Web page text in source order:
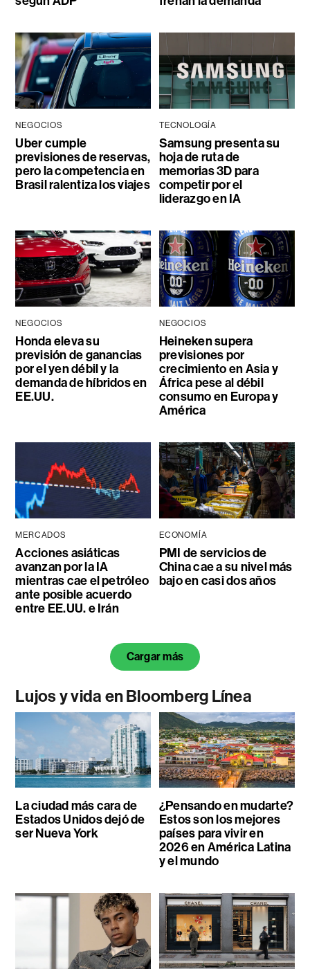
NEGOCIOS
Uber cumple
previsiones de reservas,
pero la competencia en
Brasil ralentiza los viajes
TECNOLOGÍA
Samsung presenta su
hoja de ruta de
memorias 3D para
competir por el
liderazgo en IA
NEGOCIOS
Honda eleva su
previsión de ganancias
por el yen débil y la
demanda de híbridos en
EE.UU.
NEGOCIOS
Heineken supera
previsiones por
crecimiento en Asia y
África pese al débil
consumo en Europa y
América
MERCADOS
Acciones asiáticas
avanzan por la IA
mientras cae el petróleo
ante posible acuerdo
entre EE.UU. e Irán
ECONOMÍA
PMI de servicios de
China cae a su nivel más
bajo en casi dos años
Cargar más
Lujos y vida en Bloomberg Línea
La ciudad más cara de
Estados Unidos dejó de
ser Nueva York
¿Pensando en mudarte?
Estos son los mejores
países para vivir en
2026 en América Latina
y el mundo